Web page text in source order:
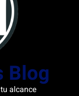
Blog
alcance